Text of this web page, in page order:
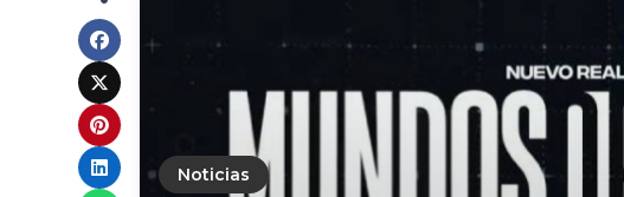
Noticias